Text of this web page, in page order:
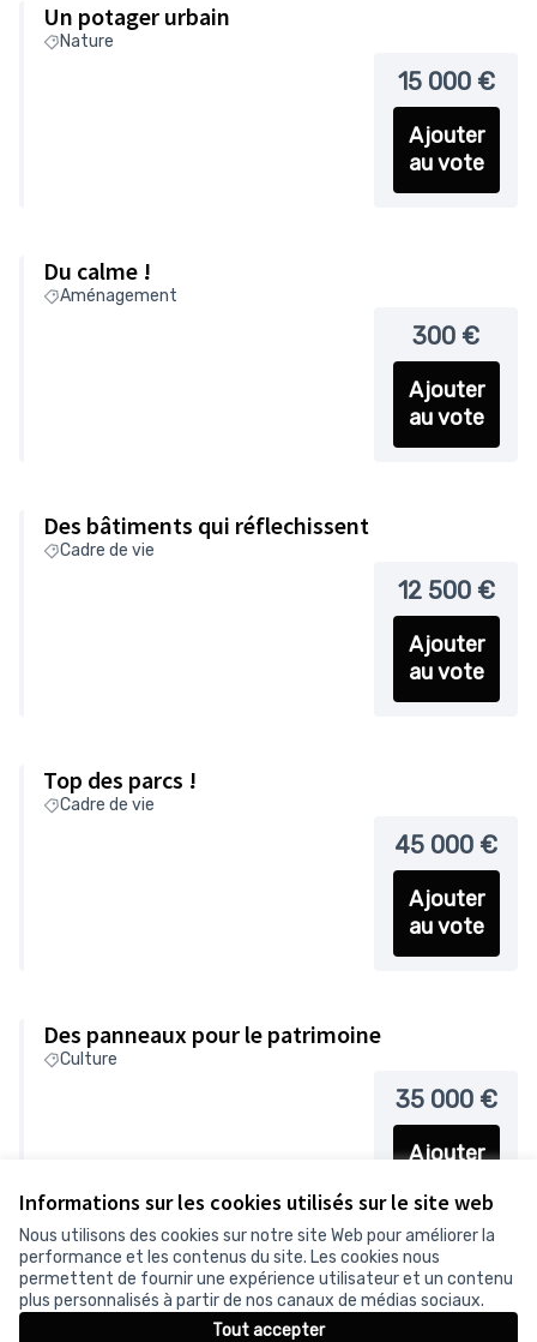
Informations sur les cookies utilisés sur le site web
Nous utilisons des cookies sur notre site Web pour améliorer la
performance et les contenus du site. Les cookies nous
permettent de fournir une expérience utilisateur et un contenu
plus personnalisés à partir de nos canaux de médias sociaux.
Tout accepter
Un potager urbain
Nature
15 000 €
Ajouter
au vote
Du calme !
Aménagement
300 €
Ajouter
au vote
Des bâtiments qui réflechissent
Cadre de vie
12 500 €
Ajouter
au vote
Top des parcs !
Cadre de vie
45 000 €
Ajouter
au vote
Des panneaux pour le patrimoine
Culture
35 000 €
Ajouter
1 2 3